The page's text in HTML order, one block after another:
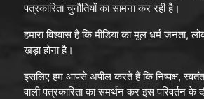
पत्रकारिता चुनौतियों का सामना कर रही है।
हमारा विश्वास है कि मीडिया का मूल धर्म
खड़ा होना है।
इसलिए हम आपसे अपील करते हैं कि निष्पक्ष,
वाली पत्रकारिता का समर्थन कर इस परिवर्तन के